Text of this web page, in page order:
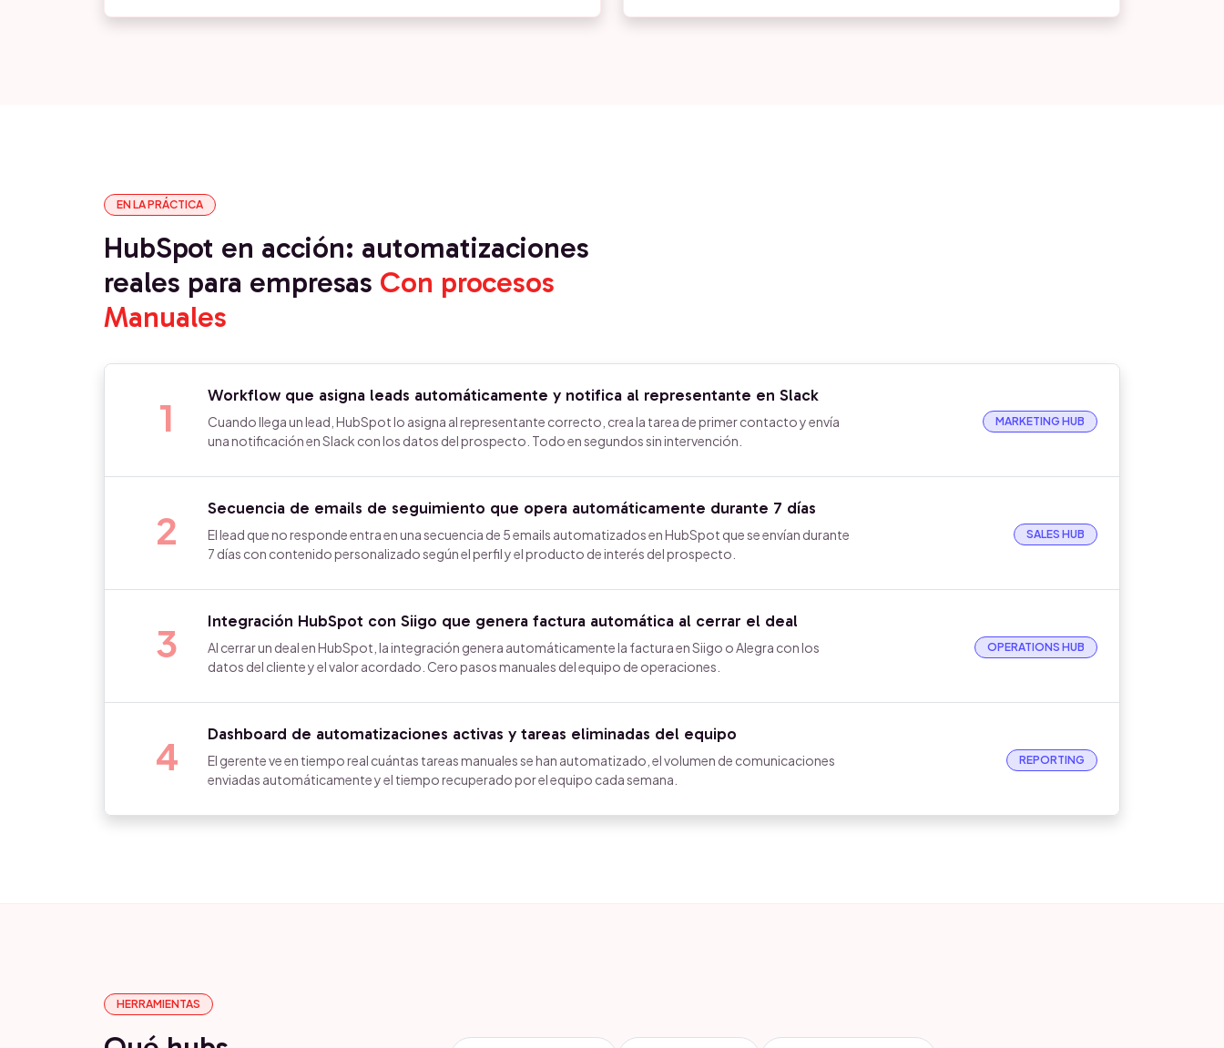
EN LA PRÁCTICA
HubSpot en acción: automatizaciones
reales para empresas Con procesos
Manuales
1 Workflow que asigna leads automáticamente y notifica al representante en Slack
Cuando llega un lead, HubSpot lo asigna al representante correcto, crea la tarea de primer contacto y envía
una notificación en Slack con los datos del prospecto. Todo en segundos sin intervención.
MARKETING HUB
2 Secuencia de emails de seguimiento que opera automáticamente durante 7 días
El lead que no responde entra en una secuencia de 5 emails automatizados en HubSpot que se envían durante
7 días con contenido personalizado según el perfil y el producto de interés del prospecto.
SALES HUB
3 Integración HubSpot con Siigo que genera factura automática al cerrar el deal
Al cerrar un deal en HubSpot, la integración genera automáticamente la factura en Siigo o Alegra con los
datos del cliente y el valor acordado. Cero pasos manuales del equipo de operaciones.
OPERATIONS HUB
4 Dashboard de automatizaciones activas y tareas eliminadas del equipo
El gerente ve en tiempo real cuántas tareas manuales se han automatizado, el volumen de comunicaciones
enviadas automáticamente y el tiempo recuperado por el equipo cada semana.
REPORTING
HERRAMIENTAS